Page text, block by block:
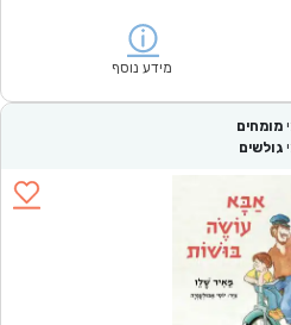
מידע נוסף
מומחים
גולשים